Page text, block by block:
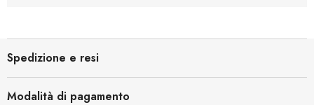
Spedizione e resi
Modalità di pagamento